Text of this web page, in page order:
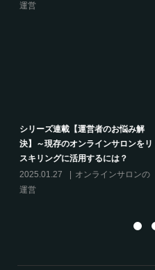
運営
シリーズ連載【運営者のお悩み解
決】～現存のオンラインサロンをリ
スキリングに活用するには？
2025.01.27
オンラインサロンの
運営